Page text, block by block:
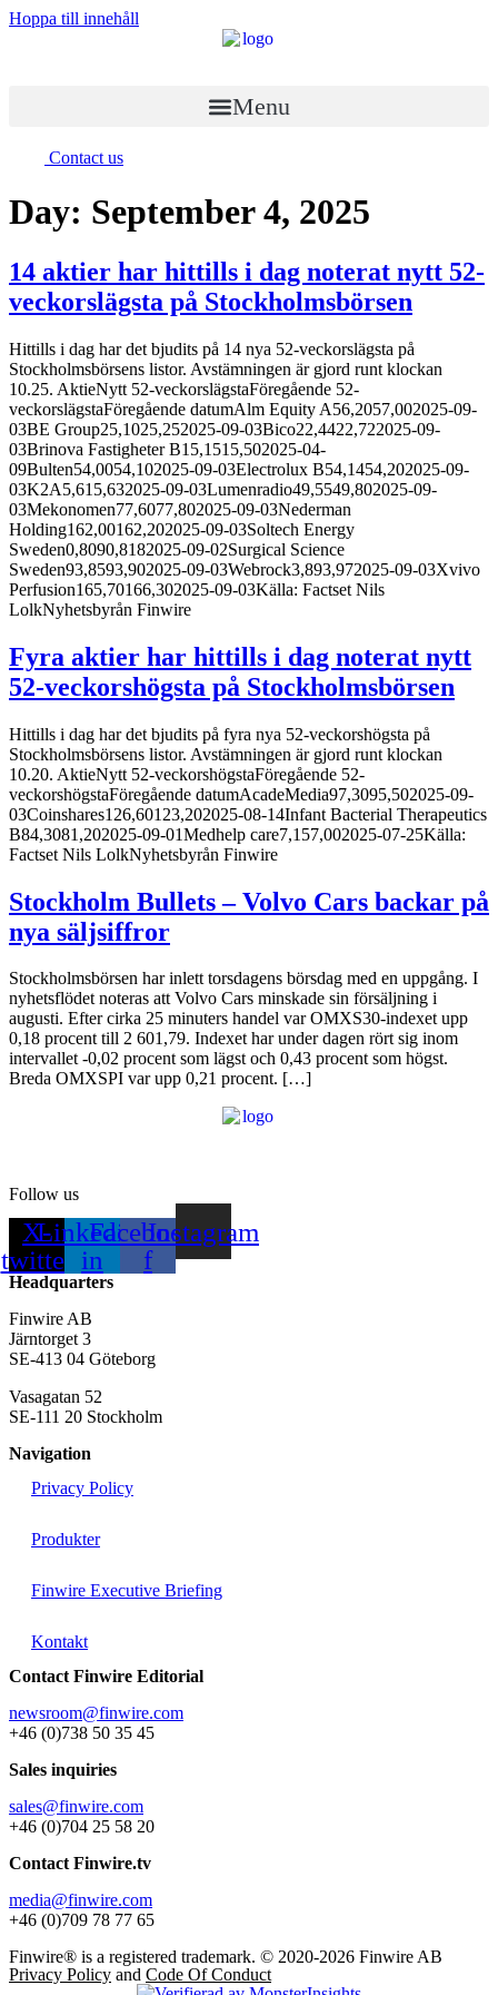
Hoppa till innehåll
Menu
Contact us
Day: September 4, 2025
14 aktier har hittills i dag noterat nytt 52-
veckorslägsta på Stockholmsbörsen
Hittills i dag har det bjudits på 14 nya 52-veckorslägsta på
Stockholmsbörsens listor. Avstämningen är gjord runt klockan
10.25. AktieNytt 52-veckorslägstaFöregående 52-
veckorslägstaFöregående datumAlm Equity A56,2057,002025-09-
03BE Group25,1025,252025-09-03Bico22,4422,722025-09-
03Brinova Fastigheter B15,1515,502025-04-
09Bulten54,0054,102025-09-03Electrolux B54,1454,202025-09-
03K2A5,615,632025-09-03Lumenradio49,5549,802025-09-
03Mekonomen77,6077,802025-09-03Nederman
Holding162,00162,202025-09-03Soltech Energy
Sweden0,8090,8182025-09-02Surgical Science
Sweden93,8593,902025-09-03Webrock3,893,972025-09-03Xvivo
Perfusion165,70166,302025-09-03Källa: Factset Nils
LolkNyhetsbyrån Finwire
Fyra aktier har hittills i dag noterat nytt
52-veckorshögsta på Stockholmsbörsen
Hittills i dag har det bjudits på fyra nya 52-veckorshögsta på
Stockholmsbörsens listor. Avstämningen är gjord runt klockan
10.20. AktieNytt 52-veckorshögstaFöregående 52-
veckorshögstaFöregående datumAcadeMedia97,3095,502025-09-
03Coinshares126,60123,202025-08-14Infant Bacterial Therapeutics
B84,3081,202025-09-01Medhelp care7,157,002025-07-25Källa:
Factset Nils LolkNyhetsbyrån Finwire
Stockholm Bullets – Volvo Cars backar på
nya säljsiffror
Stockholmsbörsen har inlett torsdagens börsdag med en uppgång. I
nyhetsflödet noteras att Volvo Cars minskade sin försäljning i
augusti. Efter cirka 25 minuters handel var OMXS30-indexet upp
0,18 procent till 2 601,79. Indexet har under dagen rört sig inom
intervallet -0,02 procent som lägst och 0,43 procent som högst.
Breda OMXSPI var upp 0,21 procent. […]
Follow us
X-
twitter
Linkedin-
in
Facebook-
f
Instagram
Headquarters
Finwire AB
Järntorget 3
SE-413 04 Göteborg
Vasagatan 52
SE-111 20 Stockholm
Navigation
Privacy Policy
Produkter
Finwire Executive Briefing
Kontakt
Contact Finwire Editorial
newsroom@finwire.com
+46 (0)738 50 35 45
Sales inquiries
sales@finwire.com
+46 (0)704 25 58 20
Contact Finwire.tv
media@finwire.com
+46 (0)709 78 77 65
Finwire® is a registered trademark. © 2020-2026 Finwire AB
Privacy Policy and Code Of Conduct